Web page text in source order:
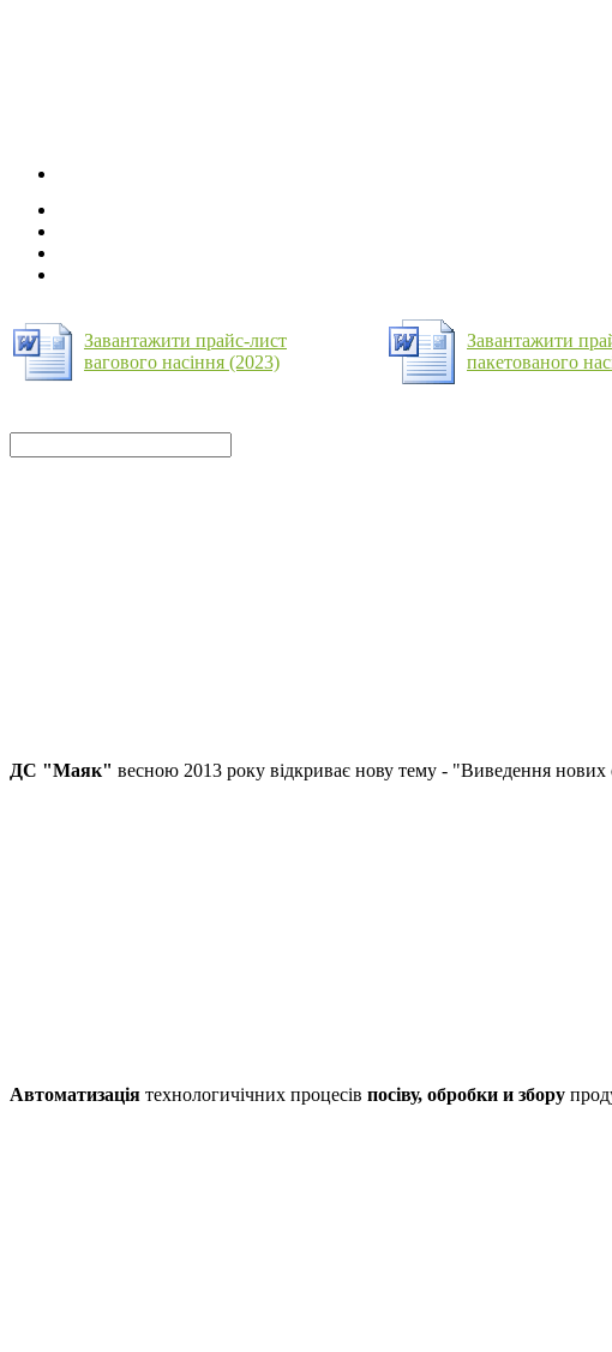
Завантажити прайс-лист
вагового насіння (2023)
Завантажити
пакетованого
ДС "Маяк" весною 2013 року відкриває нову тему - "Виведення нових
Автоматизація технологичічних процесів посіву, обробки и збору